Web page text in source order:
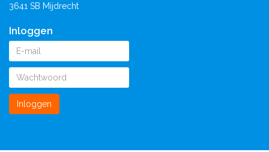
3641 SB Mijdrecht
Inloggen
Inloggen